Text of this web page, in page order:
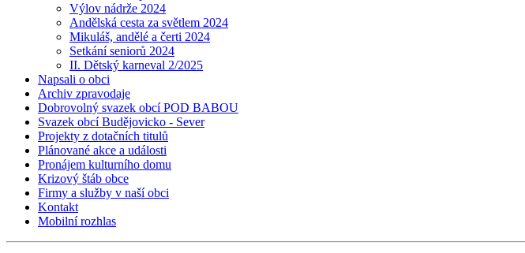
Výlov nádrže 2024
Andělská cesta za světlem 2024
Mikuláš, andělé a čerti 2024
Setkání seniorů 2024
II. Dětský karneval 2/2025
Napsali o obci
Archiv zpravodaje
Dobrovolný svazek obcí POD BABOU
Svazek obcí Budějovicko - Sever
Projekty z dotačních titulů
Plánované akce a události
Pronájem kulturního domu
Krizový štáb obce
Firmy a služby v naší obci
Kontakt
Mobilní rozhlas